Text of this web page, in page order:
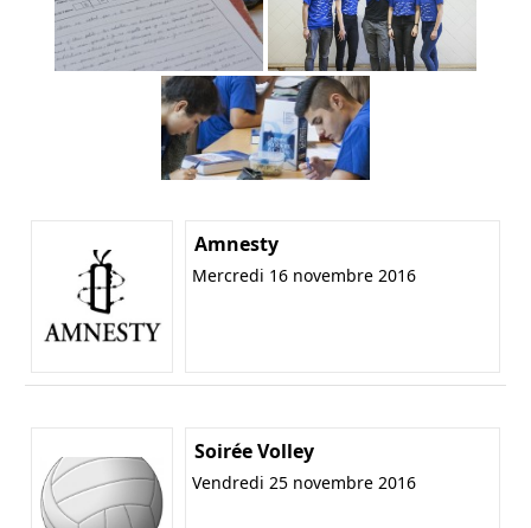
Amnesty
Mercredi 16 novembre 2016
Soirée Volley
Vendredi 25 novembre 2016